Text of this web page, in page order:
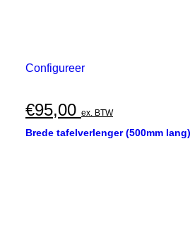
Configureer
€95,00 ex. BTW
Brede tafelverlenger (500mm lang)